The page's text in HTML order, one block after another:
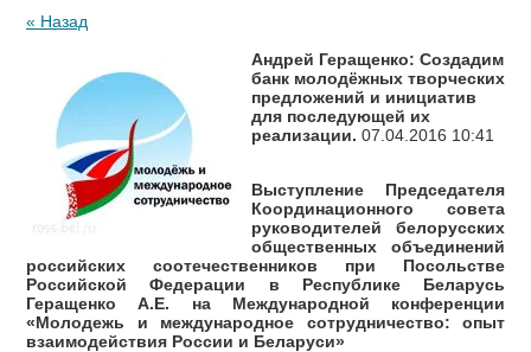
« Назад
Андрей Геращенко: Создадим
банк молодёжных творческих
предложений и инициатив
для последующей их
реализации. 07.04.2016 10:41
Выступление Председателя
Координационного совета
руководителей белорусских
общественных объединений
российских соотечественников при Посольстве
Российской Федерации в Республике Беларусь
Геращенко А.Е. на Международной конференции
«Молодежь и международное сотрудничество: опыт
взаимодействия России и Беларуси»